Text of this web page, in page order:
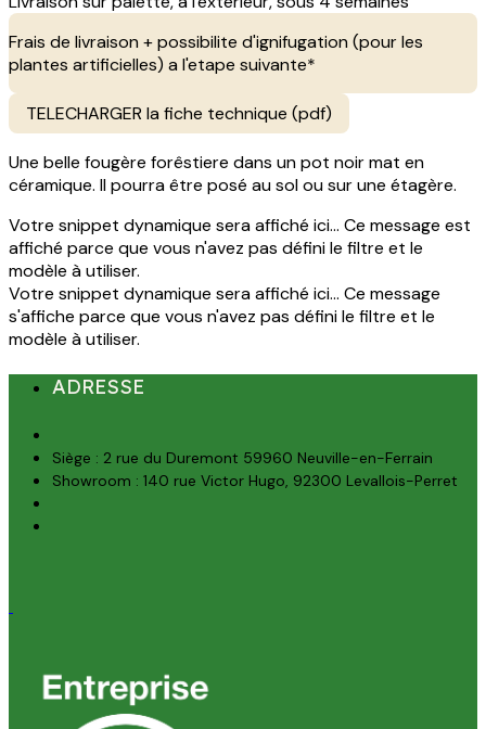
Frais de livraison + possibilite d'ignifugation (pour les
plantes artificielles) a l'etape suivante*
TELECHARGER la fiche technique (pdf)
Une belle fougère forêstiere dans un pot noir mat en
céramique. Il pourra être posé au sol ou sur une étagère.
Votre snippet dynamique sera affiché ici... Ce message est
affiché parce que vous n'avez pas défini le filtre et le
modèle à utiliser.
Votre snippet dynamique sera affiché ici... Ce message
s'affiche parce que vous n'avez pas défini le filtre et le
modèle à utiliser.
ADRESSE
Siège : 2 rue du Duremont 59960 Neuville-en-Ferrain
Showroom : 140 rue Victor Hugo, 92300 Levallois-Perret